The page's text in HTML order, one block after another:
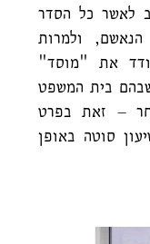
לאשר כל הסדר
ולמרות
את "מוסד"
שבהם בית המשפט
– זאת בפרט
סוטה באופן